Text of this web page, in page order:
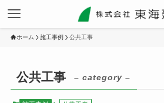
ホーム 施工事例 公共工事
公共工事 – category –